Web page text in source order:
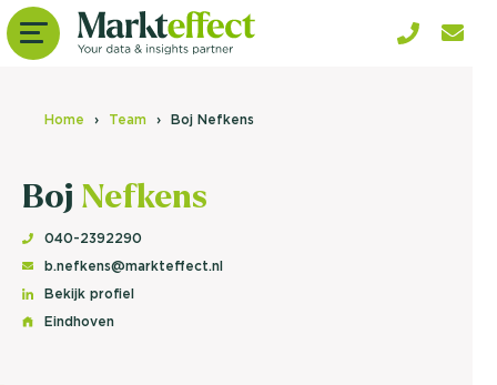
Home Team Boj Nefkens
Boj Nefkens
040-2392290
b.nefkens@markteffect.nl
Bekijk profiel
Eindhoven